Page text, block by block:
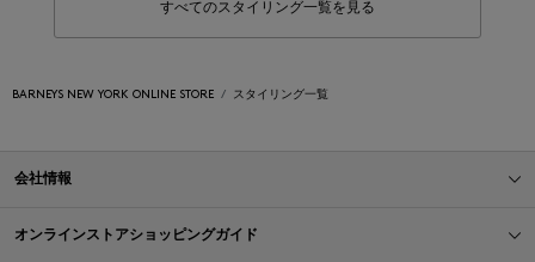
すべてのスタイリング一覧を見る
BARNEYS NEW YORK ONLINE STORE スタイリング一覧
会社情報
オンラインストアショッピングガイド